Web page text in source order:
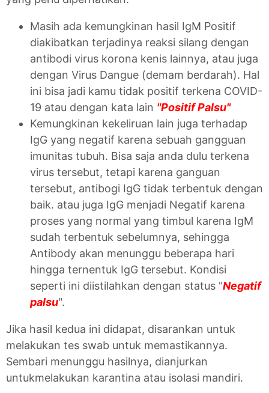
Masih ada kemungkinan hasil IgM Positif
diakibatkan terjadinya reaksi silang dengan
antibodi virus korona kenis lainnya, atau juga
dengan Virus Dangue (demam berdarah). Hal
ini bisa jadi kamu tidak positif terkena COVID-
19 atau dengan kata lain "Positif Palsu"
Kemungkinan kekeliruan lain juga terhadap
IgG yang negatif karena sebuah gangguan
imunitas tubuh. Bisa saja anda dulu terkena
virus tersebut, tetapi karena ganguan
tersebut, antibogi IgG tidak terbentuk dengan
baik. atau juga IgG menjadi Negatif karena
proses yang normal yang timbul karena IgM
sudah terbentuk sebelumnya, sehingga
Antibody akan menunggu beberapa hari
hingga ternentuk IgG tersebut. Kondisi
seperti ini diistilahkan dengan status "Negatif
palsu".
Jika hasil kedua ini didapat, disarankan untuk
melakukan tes swab untuk memastikannya.
Sembari menunggu hasilnya, dianjurkan
untukmelakukan karantina atau isolasi mandiri.